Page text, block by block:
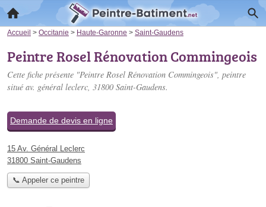
Accueil > Occitanie > Haute-Garonne > Saint-Gaudens
Peintre Rosel Rénovation Commingeois
Cette fiche présente "Peintre Rosel Rénovation Commingeois", peintre
situé av. général leclerc, 31800 Saint-Gaudens.
Demande de devis en ligne
15 Av. Général Leclerc
31800 Saint-Gaudens
📞 Appeler ce peintre